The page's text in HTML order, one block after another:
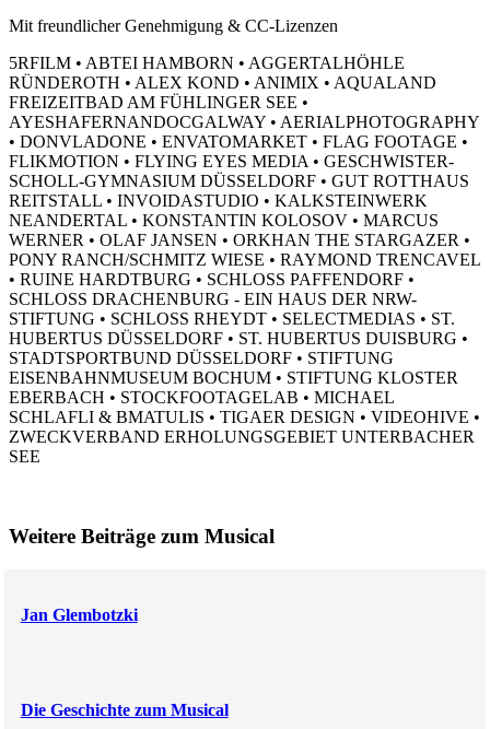
Mit freundlicher Genehmigung & CC-Lizenzen
5RFILM • ABTEI HAMBORN • AGGERTALHÖHLE
RÜNDEROTH • ALEX KOND • ANIMIX • AQUALAND
FREIZEITBAD AM FÜHLINGER SEE •
AYESHAFERNANDOCGALWAY • AERIALPHOTOGRAPHY
• DONVLADONE • ENVATOMARKET • FLAG FOOTAGE •
FLIKMOTION • FLYING EYES MEDIA • GESCHWISTER-
SCHOLL-GYMNASIUM DÜSSELDORF • GUT ROTTHAUS
REITSTALL • INVOIDASTUDIO • KALKSTEINWERK
NEANDERTAL • KONSTANTIN KOLOSOV • MARCUS
WERNER • OLAF JANSEN • ORKHAN THE STARGAZER •
PONY RANCH/SCHMITZ WIESE • RAYMOND TRENCAVEL
• RUINE HARDTBURG • SCHLOSS PAFFENDORF •
SCHLOSS DRACHENBURG - EIN HAUS DER NRW-
STIFTUNG • SCHLOSS RHEYDT • SELECTMEDIAS • ST.
HUBERTUS DÜSSELDORF • ST. HUBERTUS DUISBURG •
STADTSPORTBUND DÜSSELDORF • STIFTUNG
EISENBAHNMUSEUM BOCHUM • STIFTUNG KLOSTER
EBERBACH • STOCKFOOTAGELAB • MICHAEL
SCHLAFLI & BMATULIS • TIGAER DESIGN • VIDEOHIVE •
ZWECKVERBAND ERHOLUNGSGEBIET UNTERBACHER
SEE
Weitere Beiträge zum Musical
Jan Glembotzki
Die Geschichte zum Musical